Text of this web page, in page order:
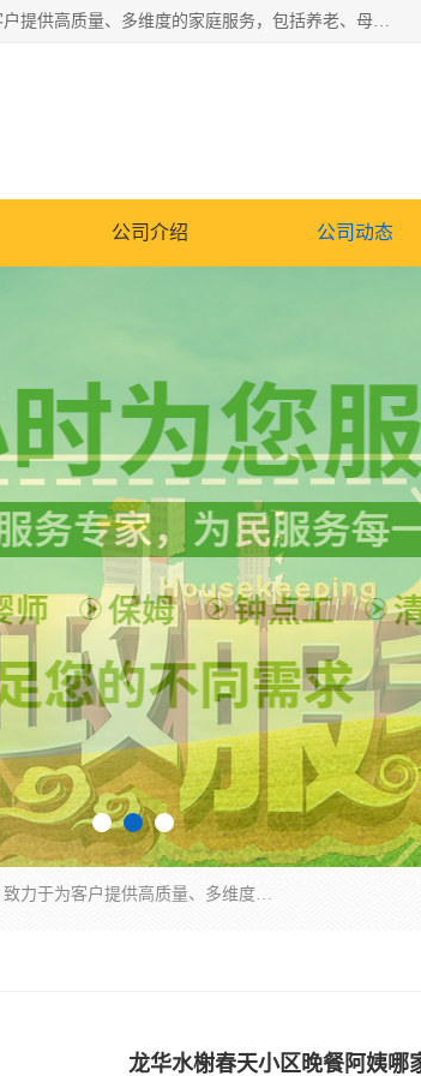
深圳市柏林家政有限公司是一家服务于深圳市民的专业家政公司。致力于为客户提供高质量、多维度的家庭服务，包括养老、母婴、月嫂育婴早教、康复理疗、家电清洗和保洁等方面的专业服务。
公司介绍 公司动态
深圳市柏林家政有限公司是一家服务于深圳市民的专业家政公司。致力于为客户提供高质量、多维度的家庭服务，包括养老、母婴、月嫂育婴早教、康复理疗、家电清洗和保洁等方面的专业服务。
龙华水榭春天小区晚餐阿姨哪